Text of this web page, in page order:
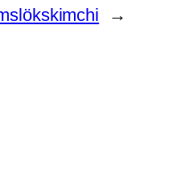
→